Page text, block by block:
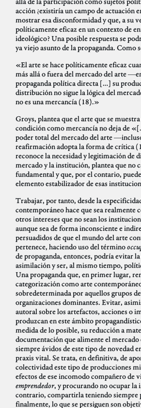
acción ¿existiría un campo de actuación
mostrar esa disconformidad y que, a su
políticamente eficaz en un contexto de
ideológico? Una posible respuesta se
ya viejo asunto de la propaganda. Como
«El arte se hace políticamente eficaz
más allá o fuera del mercado del arte
propaganda política directa […] su
distribución no sigue la lógica del
no es una mercancía (18).»
Groys, plantea que el arte que se
condición como mercancía no deja de
poder total del mercado del arte
reafirmación adopta la forma de crítica
reconoce la necesidad y legitimación de
mercado y la institución, plantea que no
fundamental y que, por el contario,
elemento estabilizador de esas
Trabajar, por tanto, desde la
contemporáneo hace que sea realmente
otros intereses que no sean los
aunque sea de forma inconsciente e
persuadidos de que el mundo del arte
pertenece, haciendo uso del término
de propaganda, entonces, podría evitar
asimilación y ser, al mismo tiempo,
Una propaganda que, en primer lugar,
categorización como arte
sobredeterminada por aquellos grupos
organizaciones dominantes. Evitar,
autoral sobre los artefactos, acciones o
produzcan en este ámbito
medida de lo posible, su reducción a
documentación que alimente el
siempre ávidos de este tipo de novedad
praxis vital. Se trata, en definitiva, de
colectividad este tipo de producciones
efectos de ese incomodo compañero de
emprendedor, y procurando no ocupar la
contrario, compartirla teniendo siempre
finalmente, lo que se persiguen son